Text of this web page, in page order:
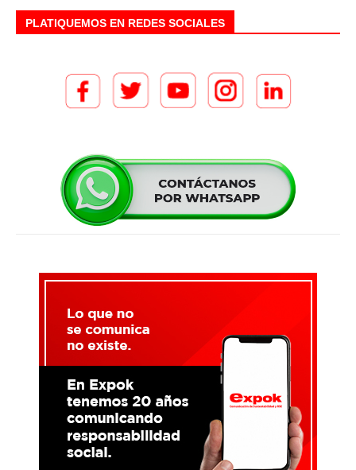
PLATIQUEMOS EN REDES SOCIALES